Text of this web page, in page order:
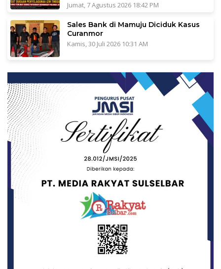
Jumat, 7 Agustus 2026 18:42 PM
Sales Bank di Mamuju Diciduk Kasus
Curanmor
Kamis, 30 Juli 2026 10:31 AM